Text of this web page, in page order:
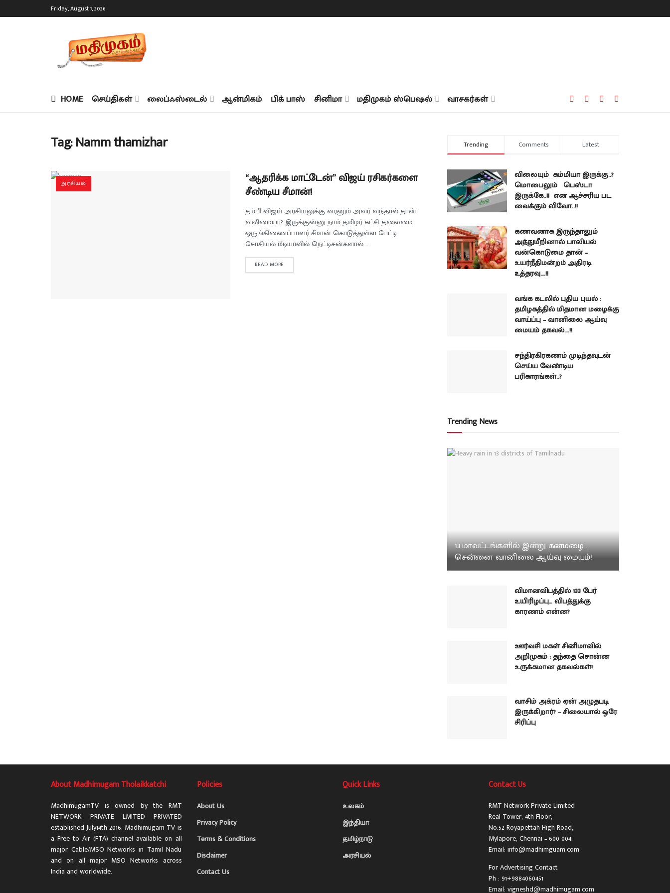
Friday, August 7, 2026
HOME செய்திகள் லைப்ஃஸ்டைல் ஆன்மிகம் பிக் பாஸ் சினிமா மதிமுகம் ஸ்பெஷல் வாசகர்கள்
Tag:Namm thamizhar
அரசியல்
“ஆதரிக்க மாட்டேன்” விஜய் ரசிகர்களை
சீண்டிய சீமான்!
தம்பி விஜய் அரசியலுக்கு வரனும் அவர் வந்தால் தான்
வலிமையா? இருக்குன்னு நாம் தமிழர் கட்சி தலைமை
ஒருங்கிணைப்பாளர் சீமான் கொடுத்துள்ள பேட்டி
சோசியல் மீடியாவில் நெட்டிசன்களால் ...
READ MORE
Trending Comments Latest
விலையும் கம்மியா இருக்கு..?
மொபைலும் பெஸ்டா
இருக்கே..!! என ஆச்சரிய பட
வைக்கும் விவோ..!!
கணவனாக இருந்தாலும்
அத்துமீறினால் பாலியல்
வன்கொடுமை தான் –
உயர்நீதிமன்றம் அதிரடி
உத்தரவு….!!
வங்க கடலில் புதிய புயல் :
தமிழகத்தில் மிதமான மழைக்கு
வாய்ப்பு – வானிலை ஆய்வு
மையம் தகவல்….!!
சந்திரகிரகணம் முடிந்தவுடன்
செய்ய வேண்டிய
பரிகாரங்கள்..?
Trending News
13 மாவட்டங்களில் இன்று கனமழை…
சென்னை வானிலை ஆய்வு மையம்!
விமானவிபத்தில் 133 பேர்
உயிரிழப்பு… விபத்துக்கு
காரணம் என்ன?
ஊர்வசி மகள் சினிமாவில்
அறிமுகம் ; தந்தை சொன்ன
உருக்கமான தகவல்கள்!
வாசிம் அக்ரம் ஏன் அழுதபடி
இருக்கிறார்? – சிலையால் ஒரே
சிரிப்பு
About Madhimugam Tholaikkatchi
MadhimugamTV is owned by the RMT
NETWORK PRIVATE LMITED PRIVATED
established July14th 2016. Madhimugam TV is
a Free to Air (FTA) channel available on all
major Cable/MSO Networks in Tamil Nadu
and on all major MSO Networks across
India and worldwide.
Policies
About Us
Privacy Policy
Terms & Conditions
Disclaimer
Contact Us
Quick Links
உலகம்
இந்தியா
தமிழ்நாடு
அரசியல்
Contact Us
RMT Network Private Limited
Real Tower, 4th Floor,
No.52 Royapettah High Road,
Mylapore, Chennai – 600 004.
Email: info@madhimguam.com
For Advertising Contact
Ph : 91+9884060451
Email: vigneshd@madhimugam.com